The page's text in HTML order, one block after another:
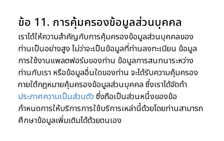
ข้อ 11. การคุ้มครองข้อมูลส่วนบุคคล
เราได้ให้ความสำคัญกับการคุ้มครองข้อมูลส่วนบุคคลของ
ท่านเป็นอย่างสูง ไม่ว่าจะเป็นข้อมูลที่ท่านลงทะเบียน ข้อมูล
การใช้งานแพลตฟอร์มของท่าน ข้อมูลการสนทนาระหว่าง
ท่านกับเรา หรือข้อมูลอื่นใดของท่าน จะได้รับความคุ้มครอง
ภายใต้กฎหมายคุ้มครองข้อมูลส่วนบุคคล ซึ่งเราได้จัดทำ
ประกาศความเป็นส่วนตัว ซึ่งถือเป็นส่วนหนึ่งของข้อ
กำหนดการให้บริการการใช้บริการเหล่านี้ด้วยโดยท่านสามารถ
ศึกษาข้อมูลเพิ่มเติมได้ด้วยตนเอง